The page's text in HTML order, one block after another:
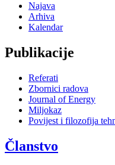
Najava
Arhiva
Kalendar
Publikacije
Referati
Zbornici radova
Journal of Energy
Miljokaz
Povijest i filozofija
Članstvo